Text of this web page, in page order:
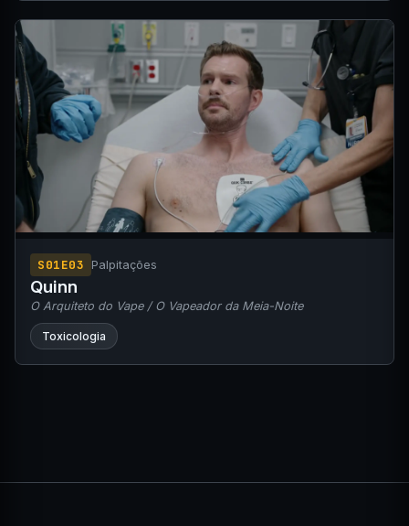
S01E03 Palpitações
Quinn
O Arquiteto do Vape / O Vapeador da Meia-Noite
Toxicologia